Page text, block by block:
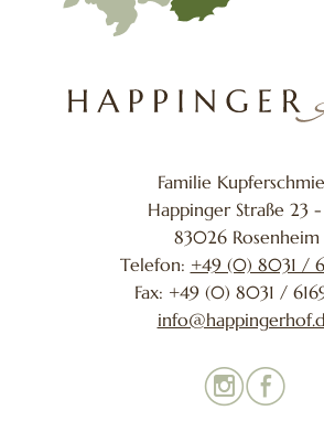
Familie
Happinger Straße 23
83026 Rosenheim
Telefon: +49 (0) 8031 /
Fax: +49 (0) 8031 /